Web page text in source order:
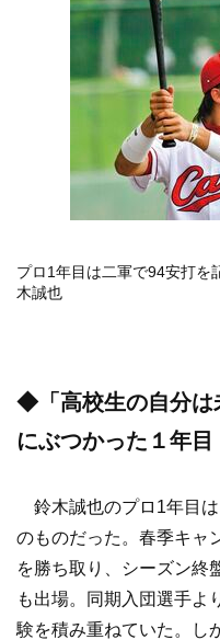
プロ1年目は二軍で94安打を
木誠也
◆「高校生の自分は
にぶつかった１年目
鈴木誠也のプロ1年目
のものだった。春季キャ
を勝ち取り、シーズン終
も出場。同期入団選手よ
験を積み重ねていた。し